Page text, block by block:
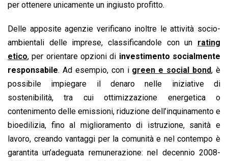
per ottenere unicamente un ingiusto profitto.
Delle apposite agenzie verificano inoltre le attività socio-
ambientali delle imprese, classificandole con un rating
etico, per orientare opzioni di investimento socialmente
responsabile. Ad esempio, con i green e social bond, è
possibile impiegare il denaro nelle iniziative di
sostenibilità, tra cui ottimizzazione energetica o
contenimento delle emissioni, riduzione dell’inquinamento e
bioedilizia, fino al miglioramento di istruzione, sanità e
lavoro, creando vantaggi per la comunità e nel contempo è
garantita un’adeguata remunerazione: nel decennio 2008-